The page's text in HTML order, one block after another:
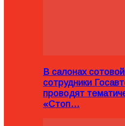
В салонах
сотрудники
проводят
«Стоп…